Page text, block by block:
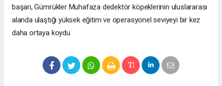
başarı, Gümrükler Muhafaza dedektör köpeklerinin uluslararası
alanda ulaştığı yüksek eğitim ve operasyonel seviyeyi bir kez
daha ortaya koydu